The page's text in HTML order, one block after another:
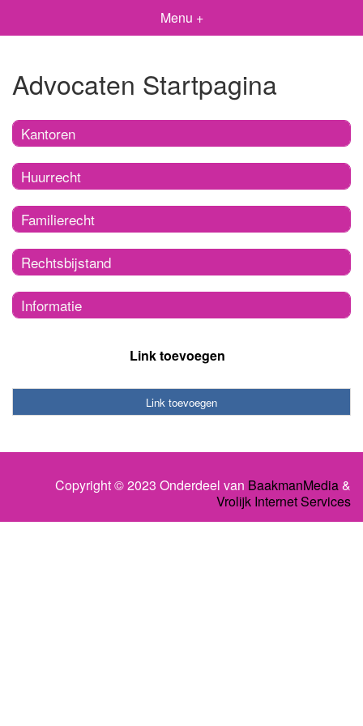
Menu +
Advocaten Startpagina
Kantoren
Huurrecht
Familierecht
Rechtsbijstand
Informatie
Link toevoegen
Link toevoegen
Copyright © 2023 Onderdeel van BaakmanMedia&
Vrolijk Internet Services